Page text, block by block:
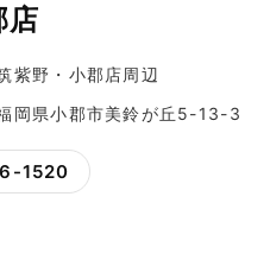
店
紫野・小郡店周辺
岡県小郡市美鈴が丘5-13-3
1520